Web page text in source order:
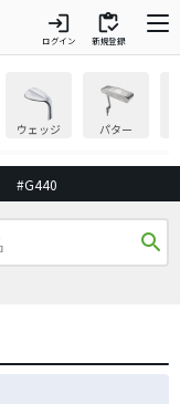
login
ログイン
inventory
新規登録
ウェッジ パター
#G440
search